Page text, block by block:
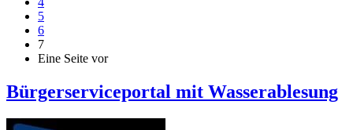
5
6
7
Eine Seite vor
Bürgerserviceportal mit Wasserablesung